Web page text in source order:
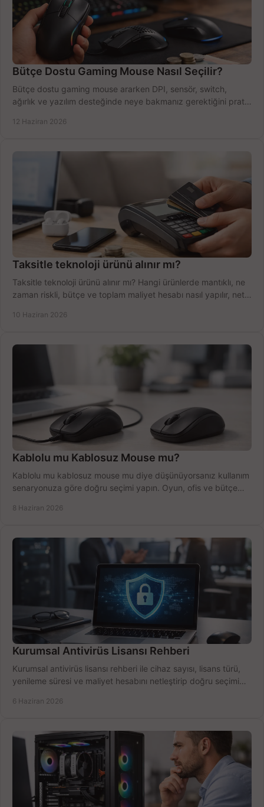
Bütçe Dostu Gaming Mouse Nasıl Seçilir?
Bütçe dostu gaming mouse ararken DPI, sensör, switch,
ağırlık ve yazılım desteğinde neye bakmanız gerektiğini pratik
12 Haziran 2026
Taksitle teknoloji ürünü alınır mı?
Taksitle teknoloji ürünü alınır mı? Hangi ürünlerde mantıklı, ne
zaman riskli, bütçe ve toplam maliyet hesabı nasıl yapılır, net
10 Haziran 2026
Kablolu mu Kablosuz Mouse mu?
Kablolu mu kablosuz mouse mu diye düşünüyorsanız kullanım
senaryonuza göre doğru seçimi yapın. Oyun, ofis ve bütçe
8 Haziran 2026
Kurumsal Antivirüs Lisansı Rehberi
Kurumsal antivirüs lisansı rehberi ile cihaz sayısı, lisans türü,
yenileme süresi ve maliyet hesabını netleştirip doğru seçimi
6 Haziran 2026